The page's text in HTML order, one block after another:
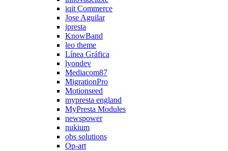
iqit Commerce
Jose Aguilar
jpresta
KnowBand
leo theme
Línea Gráfica
lyondev
Mediacom87
MigrationPro
Motionseed
mypresta england
MyPresta Modules
newspower
nukium
obs solutions
Op-art